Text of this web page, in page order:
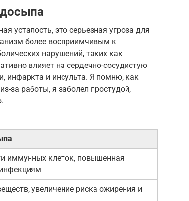
усталость, это серьезная угроза для
более восприимчивым к
нарушений, таких как
влияет на сердечно-сосудистую
инфаркта и инсульта. Я помню, как
за работы, я заболел простудой,
иммунных клеток, повышенная
увеличение риска ожирения и